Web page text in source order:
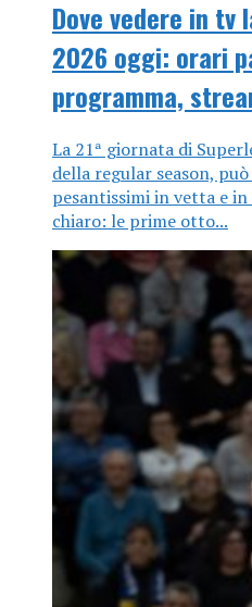
Dove vedere in tv
2026 oggi: orari
programma,
La 21ª giornata di
della regular season,
pesantissimi in vetta e
chiaro: le prime otto...